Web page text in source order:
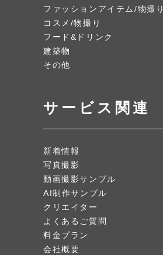
ファッションアイテム/物撮り
コスメ/物撮り
フード&ドリンク
建築物
その他
サービス関連
新着情報
写真撮影
動画撮影サンプル
AI制作サンプル
クリエイター
よくあるご質問
料金プラン
会社概要